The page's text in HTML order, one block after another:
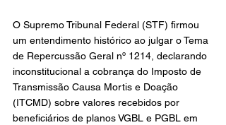
O Supremo Tribunal Federal (STF) firmou
um entendimento histórico ao julgar o Tema
de Repercussão Geral nº 1214, declarando
inconstitucional a cobrança do Imposto de
Transmissão Causa Mortis e Doação
(ITCMD) sobre valores recebidos por
beneficiários de planos VGBL e PGBL em